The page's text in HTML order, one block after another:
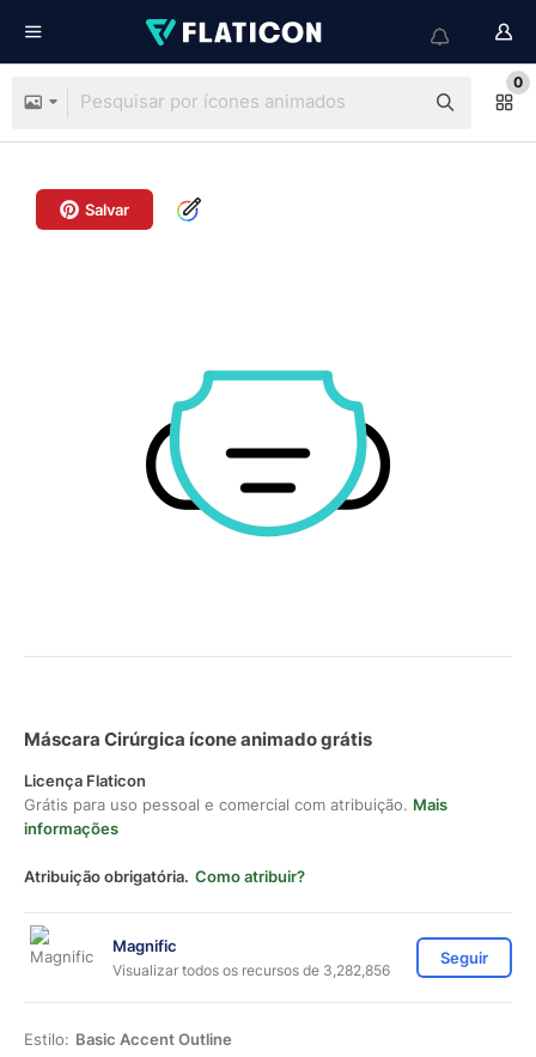
0
Salvar
Máscara Cirúrgica ícone animado grátis
Licença Flaticon
Grátis para uso pessoal e comercial com atribuição. Mais
informações
Atribuição obrigatória. Como atribuir?
Magnific
Visualizar todos os recursos de 3,282,856
Seguir
Estilo: Basic Accent Outline